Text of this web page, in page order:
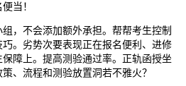
当！
不会添加额外承担。帮帮考生控制
。劣势次要表现正在报名便利、进修
障上。提高测验通过率。正轨函授坐
、流程和测验放置洞若不雅火？